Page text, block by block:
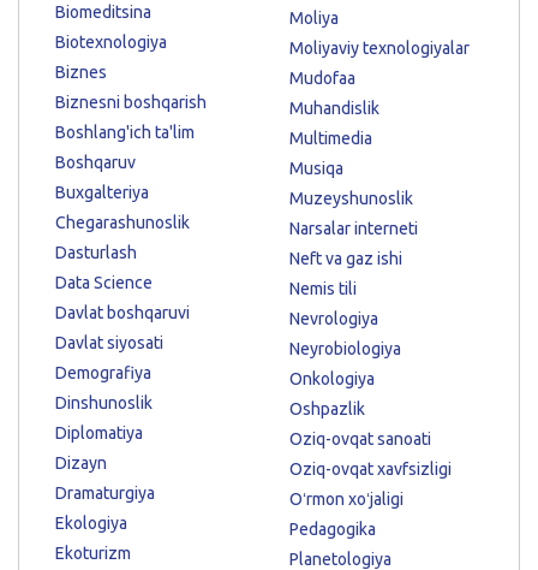
Biomeditsina
Biotexnologiya
Biznes
Biznesni boshqarish
Boshlang'ich ta'lim
Boshqaruv
Buxgalteriya
Chegarashunoslik
Dasturlash
Data Science
Davlat boshqaruvi
Davlat siyosati
Demografiya
Dinshunoslik
Diplomatiya
Dizayn
Dramaturgiya
Ekologiya
Ekoturizm
Moliya
Moliyaviy texnologiyalar
Mudofaa
Muhandislik
Multimedia
Musiqa
Muzeyshunoslik
Narsalar interneti
Neft va gaz ishi
Nemis tili
Nevrologiya
Neyrobiologiya
Onkologiya
Oshpazlik
Oziq-ovqat sanoati
Oziq-ovqat xavfsizligi
Oʻrmon xoʻjaligi
Pedagogika
Planetologiya